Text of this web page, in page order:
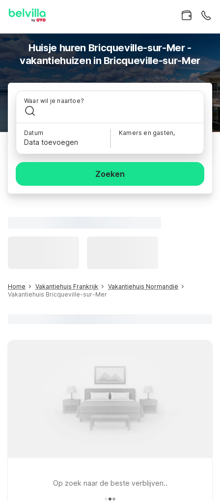
Huisje huren Bricqueville-sur-Mer -
vakantiehuizen in Bricqueville-sur-Mer
Waar wil je naartoe?
Datum
Data toevoegen
Kamers en gasten,
Zoeken
Home Vakantiehuis Frankrijk
Vakantiehuis Normandië
Vakantiehuis Bricqueville-sur-Mer
Op zoek naar de beste verblijven..